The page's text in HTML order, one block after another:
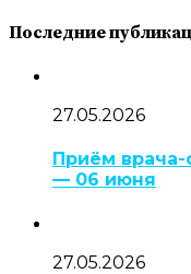
Последние
27.05.2026
Приём
— 06 июня
27.05.2026